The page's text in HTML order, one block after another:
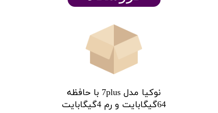
نوکیا مدل 7plus با حافظه
64گیگابایت و رم 4گیگابایت